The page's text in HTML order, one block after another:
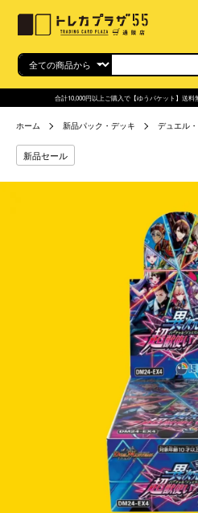
合計10,000円以上ご購入で【ゆうパケット】送料
ホーム 新品パック・デッキ デュエル
新品セール